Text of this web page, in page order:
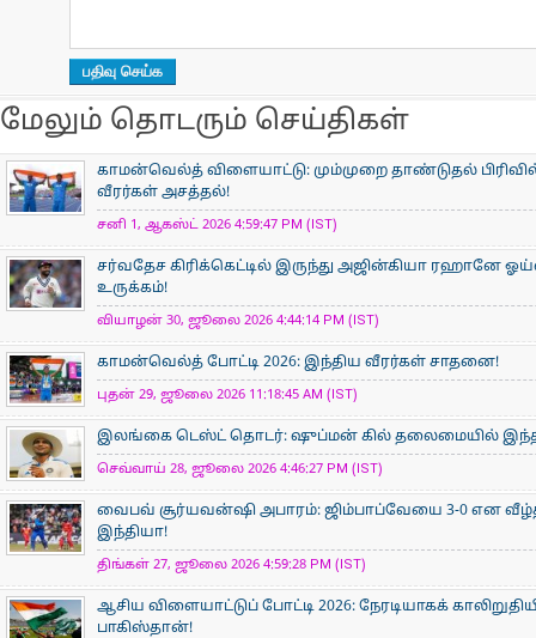
மேலும் தொடரும் செய்திகள்
காமன்வெல்த் விளையாட்டு: மும்முறை தாண்டுதல்
வீரர்கள் அசத்தல்!
சனி 1, ஆகஸ்ட் 2026 4:59:47 PM (IST)
சர்வதேச கிரிக்கெட்டில் இருந்து அஜின்கியா ரஹானே
உருக்கம்!
வியாழன் 30, ஜூலை 2026 4:44:14 PM (IST)
காமன்வெல்த் போட்டி 2026: இந்திய வீரர்கள் சாதனை!
புதன் 29, ஜூலை 2026 11:18:45 AM (IST)
இலங்கை டெஸ்ட் தொடர்: ஷுப்மன் கில் தலைமையில் இந்திய
செவ்வாய் 28, ஜூலை 2026 4:46:27 PM (IST)
வைபவ் சூர்யவன்ஷி அபாரம்: ஜிம்பாப்வேயை 3-0 என
இந்தியா!
திங்கள் 27, ஜூலை 2026 4:59:28 PM (IST)
ஆசிய விளையாட்டுப் போட்டி 2026: நேரடியாகக்
பாகிஸ்தான்!